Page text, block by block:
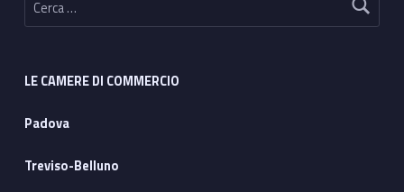
LE CAMERE DI COMMERCIO
Padova
Treviso-Belluno